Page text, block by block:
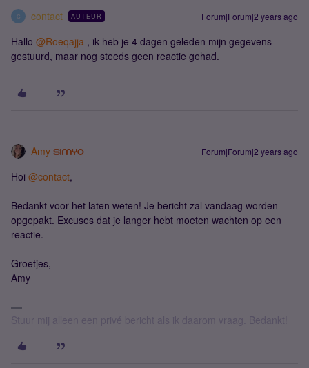
C contact AUTEUR Forum|Forum|2 years ago
Hallo @Roeqajja , ik heb je 4 dagen geleden mijn gegevens
gestuurd, maar nog steeds geen reactie gehad.
Amy Forum|Forum|2 years ago
Hoi @contact,
Bedankt voor het laten weten! Je bericht zal vandaag worden
opgepakt. Excuses dat je langer hebt moeten wachten op een
reactie.
Groetjes,
Amy
Stuur mij alleen een privé bericht als ik daarom vraag. Bedankt!